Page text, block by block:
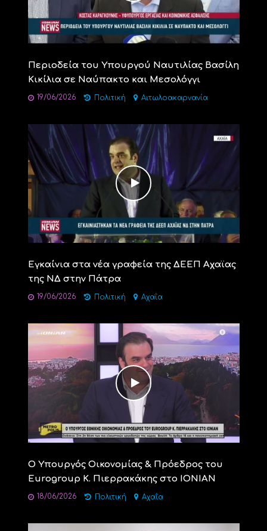
Περιοδεία του Υπουργού Ναυτιλίας Βασίλη
Κικίλια σε Ναύπακτο και Μεσολόγγι
19/06/2026 Πολιτική Αιτωλοακαρνανία
Εγκαίνια στα νέα γραφεία της ΔΕΕΠ Αχαϊας
της ΝΔ στην Πάτρα
19/06/2026 Πολιτική Αχαΐα
Ο Υπουργός Οικονομίας & Πρόεδρος του
Eurogroup Κ. Πιερρακάκης στο ΙΟΝΙΑΝ
18/06/2026 Πολιτική Αχαΐα